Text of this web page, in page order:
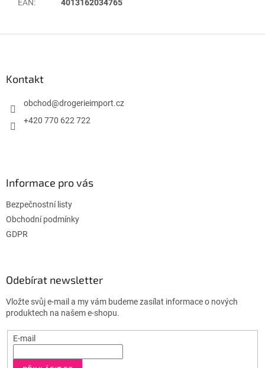
EAN: 4013162034765
Kontakt
obchod@drogerieimport.cz
+420 770 622 722
Informace pro vás
Bezpečnostní listy
Obchodní podmínky
GDPR
Odebírat newsletter
Vložte svůj e-mail a my vám budeme zasílat informace o nových
produktech na našem e-shopu.
E-mail